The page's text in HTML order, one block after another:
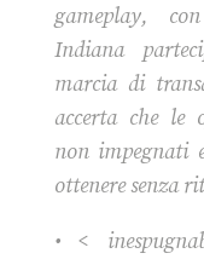
gameplay,
Indiana
marcia di
accerta che le
non impegnati
ottenere senza
• <